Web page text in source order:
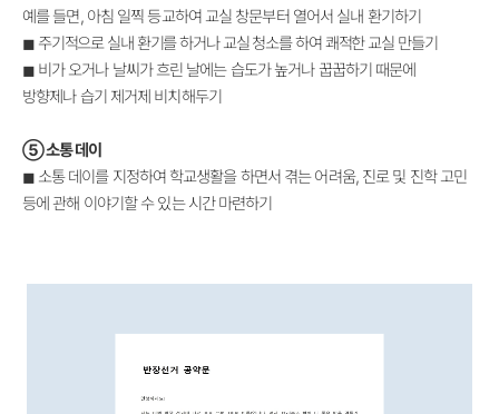
예를 들면, 아침 일찍 등교하여 교실 창문부터 열어서 실내 환기하기
◼ 주기적으로 실내 환기를 하거나 교실 청소를 하여 쾌적한 교실 만들기
◼ 비가 오거나 날씨가 흐린 날에는 습도가 높거나 꿉꿉하기 때문에
방향제나습기 제거제 비치해두기
⑤소통 데이
◼ 소통 데이를 지정하여 학교생활을 하면서 겪는 어려움, 진로 및 진학 고민
등에 관해 이야기할 수 있는시간 마련하기